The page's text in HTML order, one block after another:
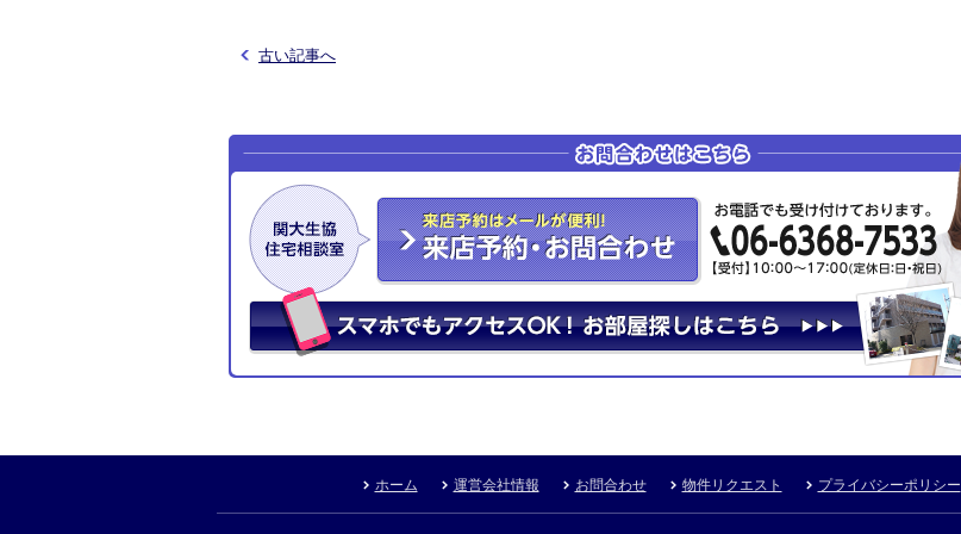
古い記事へ
ホーム 運営会社情報 お問合わせ 物件リクエスト プライバシーポリシー